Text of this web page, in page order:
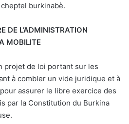
burkinabè.
DE L’ADMINISTRATION
MOBILITE
projet de loi portant sur les
à combler un vide juridique et à
assurer le libre exercice des
par la Constitution du Burkina